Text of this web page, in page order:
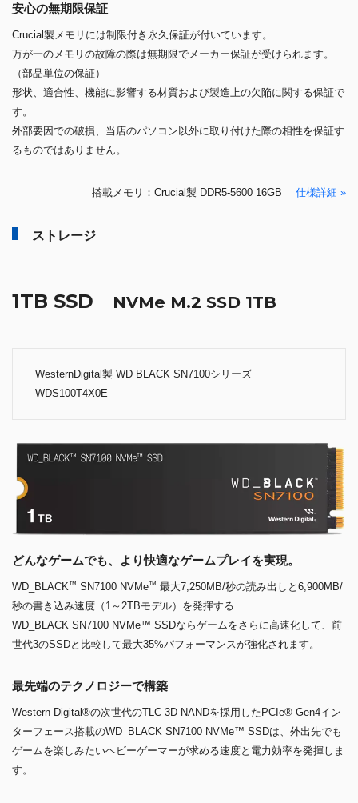
安心の無期限保証
Crucial製メモリには制限付き永久保証が付いています。
万が一のメモリの故障の際は無期限でメーカー保証が受けられます。
（部品単位の保証）
形状、適合性、機能に影響する材質および製造上の欠陥に関する保証で
す。
外部要因での破損、当店のパソコン以外に取り付けた際の相性を保証す
るものではありません。
搭載メモリ：Crucial製 DDR5-5600 16GB 仕様詳細 »
ストレージ
1TB SSD NVMe M.2 SSD 1TB
WesternDigital製 WD BLACK SN7100シリーズ
WDS100T4X0E
どんなゲームでも、より快適なゲームプレイを実現。
WD_BLACK™ SN7100 NVMe™ 最大7,250MB/秒の読み出しと6,900MB/
秒の書き込み速度（1～2TBモデル）を発揮する
WD_BLACK SN7100 NVMe™ SSDならゲームをさらに高速化して、前
世代3のSSDと比較して最大35%パフォーマンスが強化されます。
最先端のテクノロジーで構築
Western Digital®の次世代のTLC 3D NANDを採用したPCIe® Gen4イン
ターフェース搭載のWD_BLACK SN7100 NVMe™ SSDは、外出先でも
ゲームを楽しみたいヘビーゲーマーが求める速度と電力効率を発揮しま
す。